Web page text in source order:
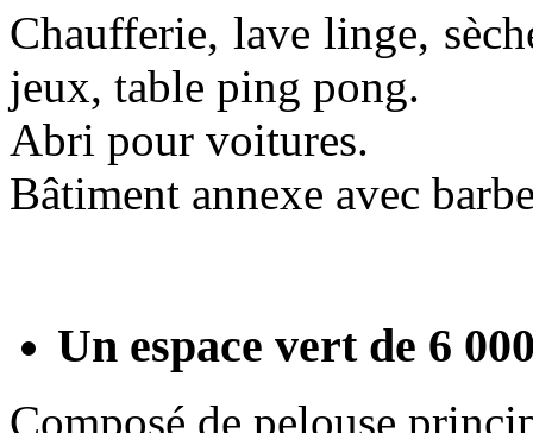
Chaufferie, lave linge,
jeux, table ping pong.
Abri pour voitures.
Bâtiment annexe avec
Un espace vert de 6
Composé de pelouse